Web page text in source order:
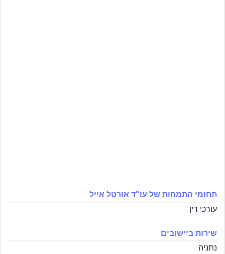
תחומי התמחות של עו"ד אורטל אייל
עורכי דין
שירות ביישובים
נתניה